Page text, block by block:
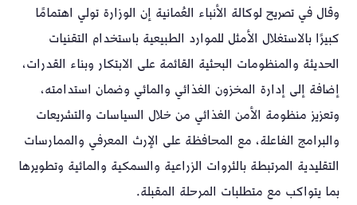
وقال في تصريح لوكالة الأنباء العُمانية إن الوزارة تولي اهتمامًا
كبيرًا بالاستغلال الأمثل للموارد الطبيعية باستخدام التقنيات
الحديثة والمنظومات البحثية القائمة على الابتكار وبناء القدرات،
إضافة إلى إدارة المخزون الغذائي والمائي وضمان استدامته،
وتعزيز منظومة الأمن الغذائي من خلال السياسات والتشريعات
والبرامج الفاعلة، مع المحافظة على الإرث المعرفي والممارسات
التقليدية المرتبطة بالثروات الزراعية والسمكية والمائية وتطويرها
بما يتواكب مع متطلبات المرحلة المقبلة.